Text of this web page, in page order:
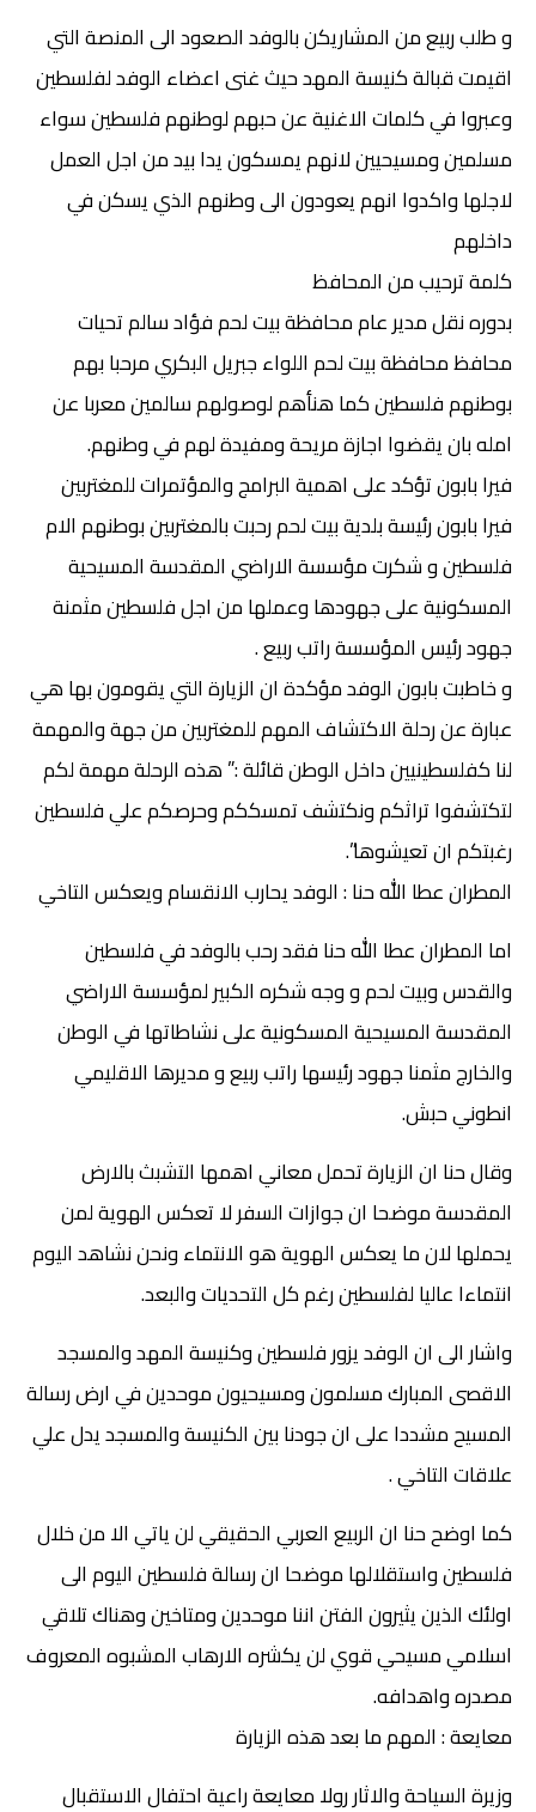
و طلب ربيع من المشاريكن بالوفد الصعود الى المنصة التي
اقيمت قبالة كنيسة المهد حيث غنى اعضاء الوفد لفلسطين
وعبروا في كلمات الاغنية عن حبهم لوطنهم فلسطين سواء
مسلمين ومسيحيين لانهم يمسكون يدا بيد من اجل العمل
لاجلها واكدوا انهم يعودون الى وطنهم الذي يسكن في
داخلهم
كلمة ترحيب من المحافظ
بدوره نقل مدير عام محافظة بيت لحم فؤاد سالم تحيات
محافظ محافظة بيت لحم اللواء جبريل البكري مرحبا بهم
بوطنهم فلسطين كما هنأهم لوصولهم سالمين معربا عن
امله بان يقضوا اجازة مريحة ومفيدة لهم في وطنهم.
فيرا بابون تؤكد على اهمية البرامج والمؤتمرات للمغتربين
فيرا بابون رئيسة بلدية بيت لحم رحبت بالمغتربين بوطنهم الام
فلسطين و شكرت مؤسسة الاراضي المقدسة المسيحية
المسكونية على جهودها وعملها من اجل فلسطين مثمنة
جهود رئيس المؤسسة راتب ربيع .
و خاطبت بابون الوفد مؤكدة ان الزيارة التي يقومون بها هي
عبارة عن رحلة الاكتشاف المهم للمغتربين من جهة والمهمة
لنا كفلسطينيين داخل الوطن قائلة :” هذه الرحلة مهمة لكم
لتكتشفوا تراثكم ونكتشف تمسككم وحرصكم علي فلسطين
رغبتكم ان تعيشوها”.
المطران عطا الله حنا : الوفد يحارب الانقسام ويعكس التاخي
اما المطران عطا الله حنا فقد رحب بالوفد في فلسطين
والقدس وبيت لحم و وجه شكره الكبير لمؤسسة الاراضي
المقدسة المسيحية المسكونية على نشاطاتها في الوطن
والخارج مثمنا جهود رئيسها راتب ربيع و مديرها الاقليمي
انطوني حبش.
وقال حنا ان الزيارة تحمل معاني اهمها التشبث بالارض
المقدسة موضحا ان جوازات السفر لا تعكس الهوية لمن
يحملها لان ما يعكس الهوية هو الانتماء ونحن نشاهد اليوم
انتماءا عاليا لفلسطين رغم كل التحديات والبعد.
واشار الى ان الوفد يزور فلسطين وكنيسة المهد والمسجد
الاقصى المبارك مسلمون ومسيحيون موحدين في ارض رسالة
المسيح مشددا على ان جودنا بين الكنيسة والمسجد يدل علي
علاقات التاخي .
كما اوضح حنا ان الربيع العربي الحقيقي لن ياتي الا من خلال
فلسطين واستقلالها موضحا ان رسالة فلسطين اليوم الى
اولئك الذين يثيرون الفتن اننا موحدين ومتاخين وهناك تلاقي
اسلامي مسيحي قوي لن يكشره الارهاب المشبوه المعروف
مصدره واهدافه.
معايعة : المهم ما بعد هذه الزيارة
وزيرة السياحة والاثار رولا معايعة راعية احتفال الاستقبال